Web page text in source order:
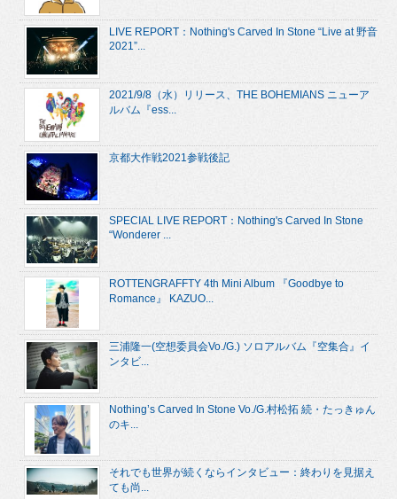
LIVE REPORT：Nothing's Carved In Stone “Live at 野音
2021”...
2021/9/8（水）リリース、THE BOHEMIANS ニューア
ルバム『ess...
京都大作戦2021参戦後記
SPECIAL LIVE REPORT：Nothing's Carved In Stone
“Wonderer ...
ROTTENGRAFFTY 4th Mini Album 『Goodbye to
Romance』 KAZUO...
三浦隆一(空想委員会Vo./G.) ソロアルバム『空集合』イ
ンタビ...
Nothing’s Carved In Stone Vo./G.村松拓 続・たっきゅん
のキ...
それでも世界が続くならインタビュー：終わりを見据え
ても尚...